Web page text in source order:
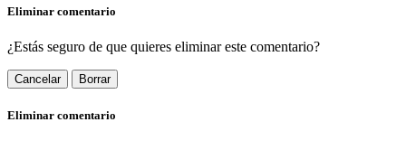
Eliminar comentario
¿Estás seguro de que quieres eliminar este comentario?
Cancelar Borrar
Eliminar comentario